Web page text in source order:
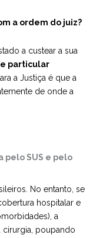
a ordem do juiz?
a custear a sua
particular
a Justiça é que a
de onde a
pelo SUS e pelo
No entanto, se
hospitalar e
a
poupando